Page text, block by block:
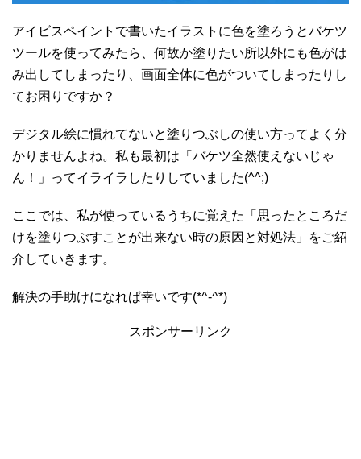
アイビスペイントで書いたイラストに色を塗ろうとバケツ
ツールを使ってみたら、何故か塗りたい所以外にも色がは
み出してしまったり、画面全体に色がついてしまったりし
てお困りですか？
デジタル絵に慣れてないと塗りつぶしの使い方ってよく分
かりませんよね。私も最初は「バケツ全然使えないじゃ
ん！」ってイライラしたりしていました(^^;)
ここでは、私が使っているうちに覚えた「思ったところだ
けを塗りつぶすことが出来ない時の原因と対処法」をご紹
介していきます。
解決の手助けになれば幸いです(*^-^*)
スポンサーリンク